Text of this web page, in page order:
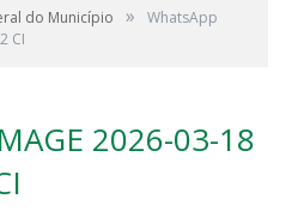
do Município »
WhatsApp
CI
2026-03-18